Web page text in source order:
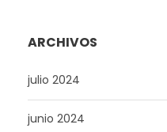
ARCHIVOS
julio 2024
junio 2024